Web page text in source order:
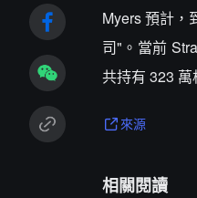
Myers 預計，
司"。當前
共持有 323 萬
來源
相關閱讀